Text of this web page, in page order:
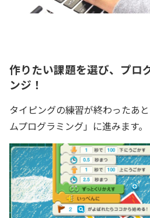
作りたい課題を選び、プロ
ンジ！
タイピングの練習が終わったあ
ムプログラミング」に進みます。